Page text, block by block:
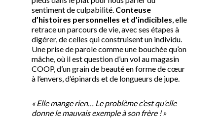
sentiment de culpabilité. Conteuse
d’histoires personnelles et d’indicibles, elle
retrace un parcours de vie, avec ses étapes à
digérer, de celles qui construisent un individu.
Une prise de parole comme une bouchée qu’on
mâche, où il est question d’un vol au magasin
COOP, d’un grain de beauté en forme de cœur
à l’envers, d’épinards et de longueurs de jupe.
« Elle mange rien… Le problème c’est qu’elle
donne le mauvais exemple à son frère ! »